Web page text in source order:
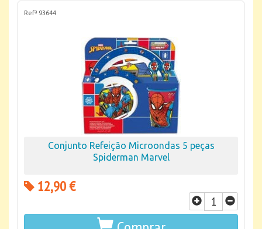
Refª 93644
Conjunto Refeição Microondas 5 peças
Spiderman Marvel
12,90 €